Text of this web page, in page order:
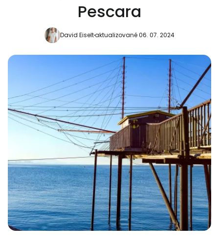
Pescara
David Eiseltaktualizované 06. 07. 2024
Pokračovať na Facebooku
Pokračovať s e-mailom